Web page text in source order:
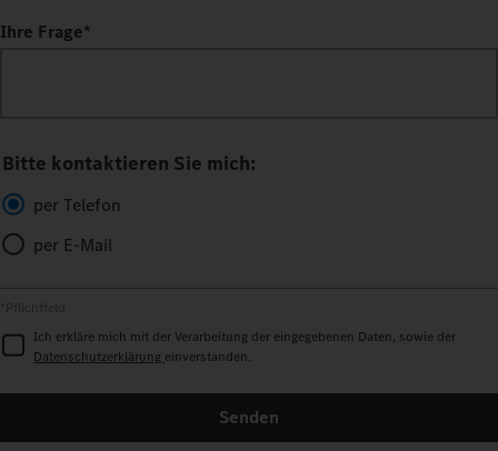
Ihre Frage*
Bitte kontaktieren Sie mich:
per Telefon
per E-Mail
Ich erkläre mich mit der Verarbeitung der eingegebenen Daten, sowie der
Datenschutzerklärung einverstanden.
Senden